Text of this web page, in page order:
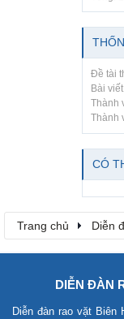
Đề tài
Bài
Thành
Thành
CÓ
Trang chủ Diễn
DIỄN ĐÀN
Diễn đàn rao vặt Biên